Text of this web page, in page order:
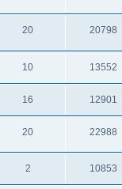
20 20798
10 13552
16 12901
20 22988
2 10853